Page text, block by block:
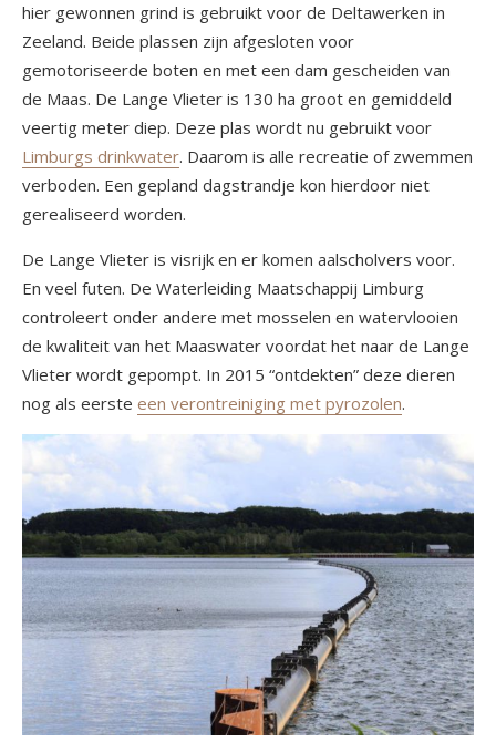
hier gewonnen grind is gebruikt voor de Deltawerken in
Zeeland. Beide plassen zijn afgesloten voor
gemotoriseerde boten en met een dam gescheiden van
de Maas. De Lange Vlieter is 130 ha groot en gemiddeld
veertig meter diep. Deze plas wordt nu gebruikt voor
Limburgs drinkwater. Daarom is alle recreatie of zwemmen
verboden. Een gepland dagstrandje kon hierdoor niet
gerealiseerd worden.
De Lange Vlieter is visrijk en er komen aalscholvers voor.
En veel futen. De Waterleiding Maatschappij Limburg
controleert onder andere met mosselen en watervlooien
de kwaliteit van het Maaswater voordat het naar de Lange
Vlieter wordt gepompt. In 2015 “ontdekten” deze dieren
nog als eerste een verontreiniging met pyrozolen.